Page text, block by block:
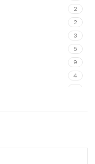
2
2
3
5
9
4